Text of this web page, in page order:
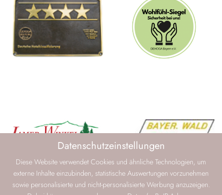
Datenschutzeinstellungen
Diese Website verwendet Cookies und ähnliche Technologien, um
externe Inhalte einzubinden, statistische Auswertungen vorzunehmen
sowie personalisierte und nicht-personalisierte Werbung anzuzeigen.